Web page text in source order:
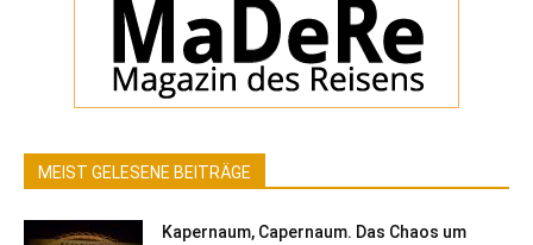
MEIST GELESENE BEITRÄGE
Kapernaum, Capernaum. Das Chaos um